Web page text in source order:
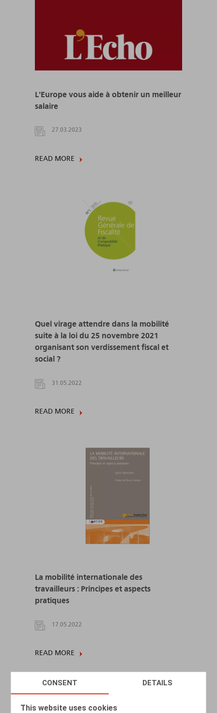
CONSENT DETAILS
This website uses cookies
L'Europe vous aide à obtenir un meilleur
salaire
27.03.2023
READ MORE
Quel virage attendre dans la mobilité
suite à la loi du 25 novembre 2021
organisant son verdissement fiscal et
social ?
31.05.2022
READ MORE
La mobilité internationale des
travailleurs : Principes et aspects
pratiques
17.05.2022
READ MORE